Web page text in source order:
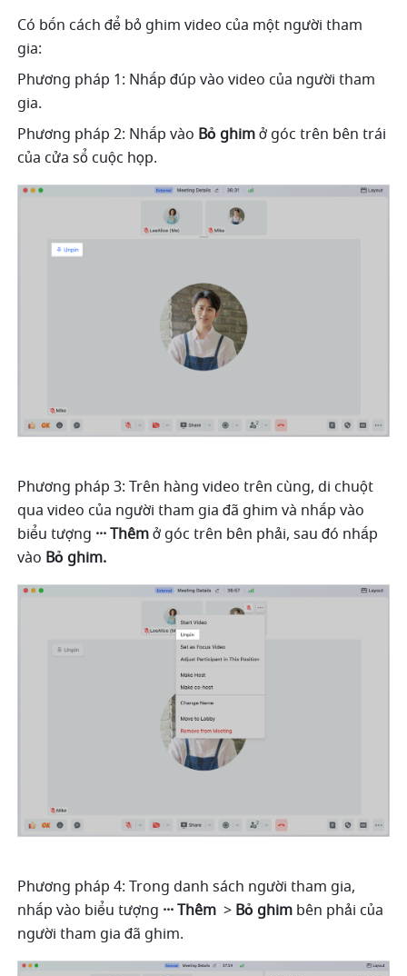
Có bốn cách để bỏ ghim video của một người tham
gia:
Phương pháp 1: Nhấp đúp vào video của người tham
gia.
Phương pháp 2: Nhấp vào Bỏ ghim ở góc trên bên trái
của cửa sổ cuộc họp.
Phương pháp 3: Trên hàng video trên cùng, di chuột
qua video của người tham gia đã ghim và nhấp vào
biểu tượng ··· Thêm ở góc trên bên phải, sau đó nhấp
vào Bỏ ghim.
Phương pháp 4: Trong danh sách người tham gia,
nhấp vào biểu tượng ··· Thêm > Bỏ ghim bên phải của
người tham gia đã ghim.